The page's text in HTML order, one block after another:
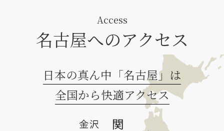
Access
名古屋へのアクセス
日本の真ん中「名古屋」は
全国から快適アクセス